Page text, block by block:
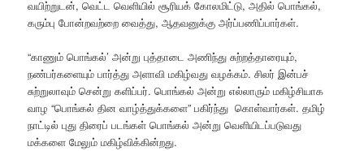
வயிற்றுடன், வெட்ட வெளியில் சூரியக் கோலமிட்டு, அதில் பொங்கல்,
கரும்பு போன்றவற்றை வைத்து, ஆதவனுக்கு அர்ப்பணிப்பார்கள்.
“காணும் பொங்கல்’ அன்று புத்தாடை அணிந்து சுற்றத்தாரையும்,
நண்பர்களையும் பார்த்து அளாவி மகிழ்வது வழக்கம். சிலர் இன்பச்
சுற்றுலாவும் சென்று களிப்பர். பொங்கல் அன்று எல்லாரும் மகிழ்சியாக
வாழ “பொங்கல் தின வாழ்த்துக்களை” பகிர்ந்து கொள்வார்கள். தமிழ்
நாட்டில் புது திரைப் படங்கள் பொங்கல் அன்று வெளியிடப்படுவது
மக்களை மேலும் மகிழ்விக்கின்றது.